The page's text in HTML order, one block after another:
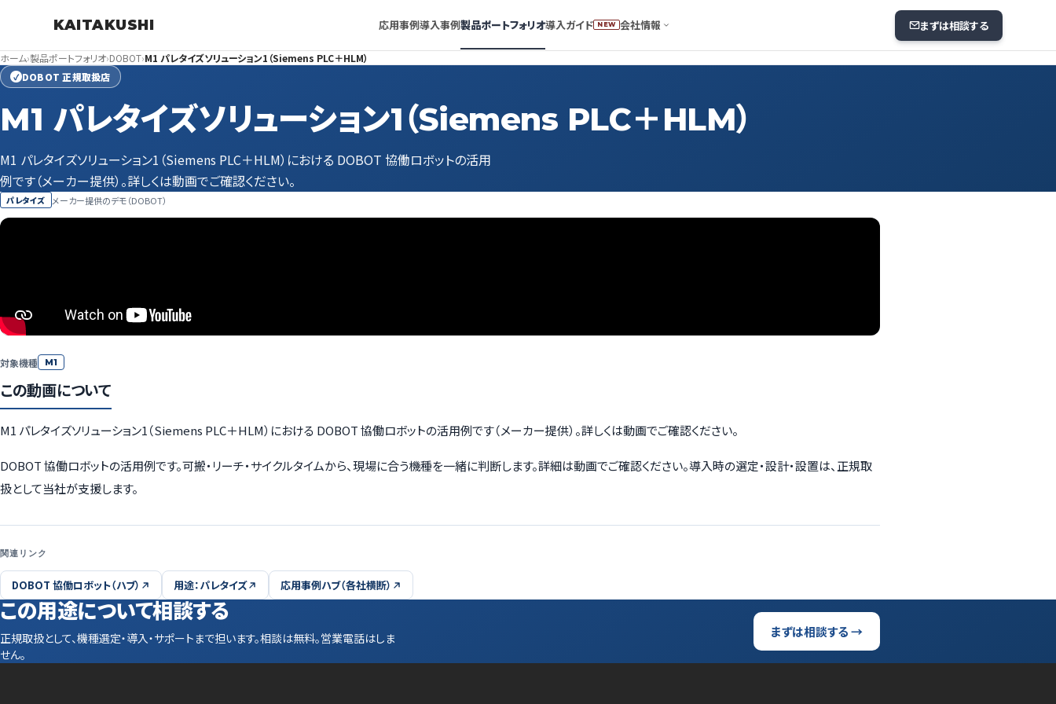
KAITAKUSHI 応用事例導入事例製品ポートフォリオ導入ガイド NEW 会社情報 まずは相談する
ホーム›製品ポートフォリオ›DOBOT›M1 パレタイズソリューション1（Siemens PLC＋HLM）
✓ DOBOT 正規取扱店
M1 パレタイズソリューション1（Siemens PLC＋HLM）
M1 パレタイズソリューション1（Siemens PLC＋HLM）における DOBOT 協働ロボットの活用
例です（メーカー提供）。詳しくは動画でご確認ください。
パレタイズ メーカー提供のデモ（DOBOT）
対象機種 M1
この動画について
M1 パレタイズソリューション1（Siemens PLC＋HLM）における DOBOT 協働ロボットの活用例です（メーカー提供）。詳しくは動画でご確認ください。
DOBOT 協働ロボットの活用例です。可搬・リーチ・サイクルタイムから、現場に合う機種を一緒に判断します。詳細は動画でご確認ください。導入時の選定・設計・設置は、正規取
扱として当社が支援します。
関連リンク
DOBOT 協働ロボット（ハブ） 用途：パレタイズ 応用事例ハブ（各社横断）
この用途について相談する
正規取扱として、機種選定・導入・サポートまで担います。相談は無料。営業電話はしま
せん。
まずは相談する →